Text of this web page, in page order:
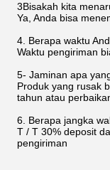
3Bisakah kita
Ya, Anda bisa
4. Berapa waktu
Waktu pengiriman
5- Jaminan apa
Produk yang rusak
tahun atau
6. Berapa jangka
T / T 30% deposit
pengiriman